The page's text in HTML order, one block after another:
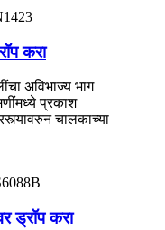
करा
अविभाज्य भाग
प्रकाश
चालकाच्या
ड्रॉप करा